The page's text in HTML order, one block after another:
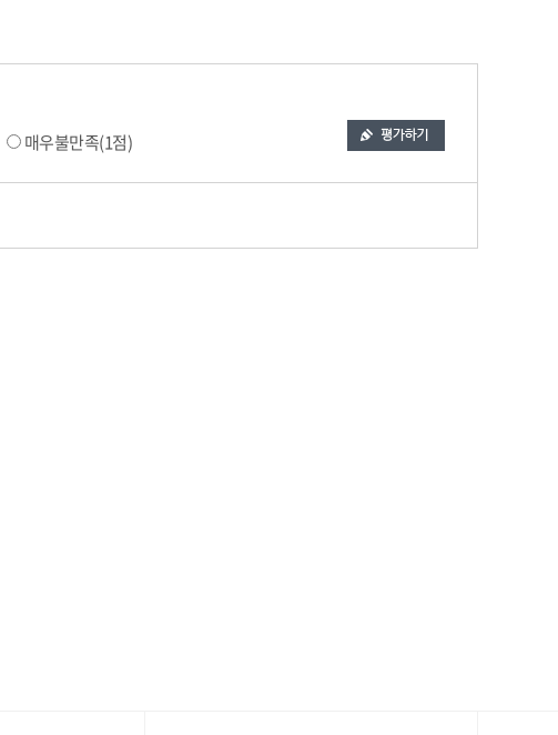
매우불만족(1점)